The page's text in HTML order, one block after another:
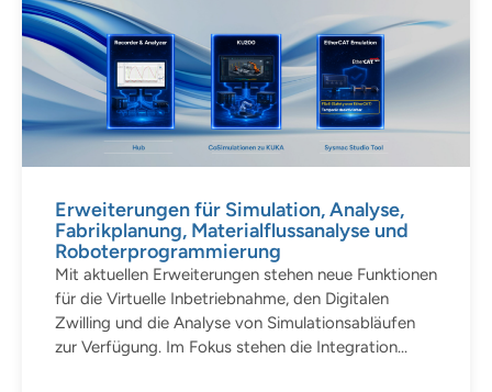
Erweiterungen für Simulation, Analyse,
Fabrikplanung, Materialflussanalyse und
Roboterprogrammierung
Mit aktuellen Erweiterungen stehen neue Funktionen
für die Virtuelle Inbetriebnahme, den Digitalen
Zwilling und die Analyse von Simulationsabläufen
zur Verfügung. Im Fokus stehen die Integration...